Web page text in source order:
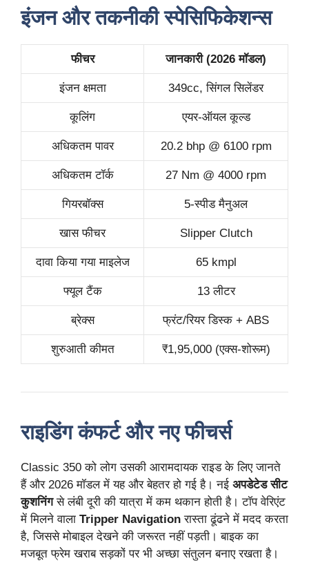
इंजन और तकनीकी स्पेसिफिकेशन्स
फीचर जानकारी (2026 मॉडल)
इंजन क्षमता 349cc, सिंगल सिलेंडर
कूलिंग एयर-ऑयल कूल्ड
अधिकतम पावर 20.2 bhp @ 6100 rpm
अधिकतम टॉर्क 27 Nm @ 4000 rpm
गियरबॉक्स 5-स्पीड मैनुअल
खास फीचर Slipper Clutch
दावा किया गया माइलेज 65 kmpl
फ्यूल टैंक 13 लीटर
ब्रेक्स फ्रंट/रियर डिस्क + ABS
शुरुआती कीमत ₹1,95,000 (एक्स-शोरूम)
राइडिंग कंफर्ट और नए फीचर्स
Classic 350 को लोग उसकी आरामदायक राइड के लिए जानते
हैं और 2026 मॉडल में यह और बेहतर हो गई है। नई अपडेटेड सीट
कुशनिंगसे लंबी दूरी की यात्रा में कम थकान होती है। टॉप वेरिएंट
में मिलने वाला Tripper Navigation रास्ता ढूंढने में मदद करता
है, जिससे मोबाइल देखने की जरूरत नहीं पड़ती। बाइक का
मजबूत फ्रेम खराब सड़कों पर भी अच्छा संतुलन बनाए रखता है।